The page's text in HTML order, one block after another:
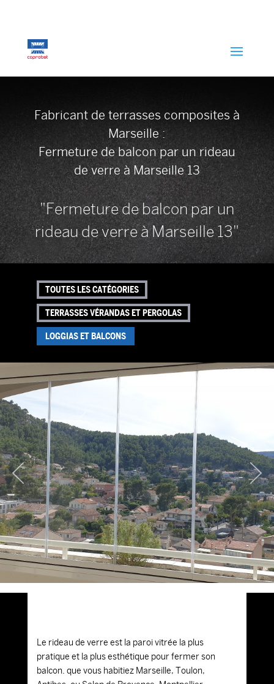
Fabricant de terrasses composites à
Marseille :
Fermeture de balcon par un rideau
de verre à Marseille 13
"Fermeture de balcon par un
rideau de verre à Marseille 13"
TOUTES LES CATÉGORIES
TERRASSES VÉRANDAS ET PERGOLAS
LOGGIAS ET BALCONS
Le rideau de verre est la paroi vitrée la plus
pratique et la plus esthétique pour fermer son
balcon. que vous habitiez Marseille, Toulon,